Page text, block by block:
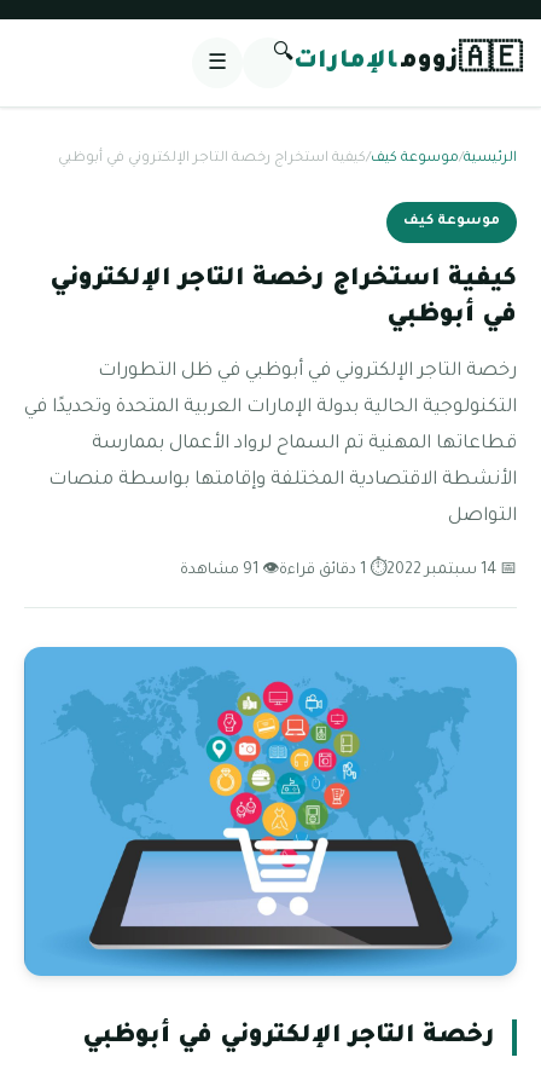
🇦🇪زوومالإمارات🔍
☰
الرئيسية/موسوعة كيف/كيفية استخراج رخصة التاجر الإلكتروني في أبوظبي
موسوعة كيف
كيفية استخراج رخصة التاجر الإلكتروني
في أبوظبي
رخصة التاجر الإلكتروني في أبوظبي في ظل التطورات
التكنولوجية الحالية بدولة الإمارات العربية المتحدة وتحديدًا في
قطاعاتها المهنية تم السماح لرواد الأعمال بممارسة
الأنشطة الاقتصادية المختلفة وإقامتها بواسطة منصات
التواصل
📅 14 سبتمبر 2022 ⏱ 1 دقائق قراءة 👁 91 مشاهدة
رخصة التاجر الإلكتروني في أبوظبي